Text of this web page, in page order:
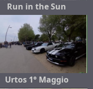
Run in the Sun
Urtos 1° Maggio